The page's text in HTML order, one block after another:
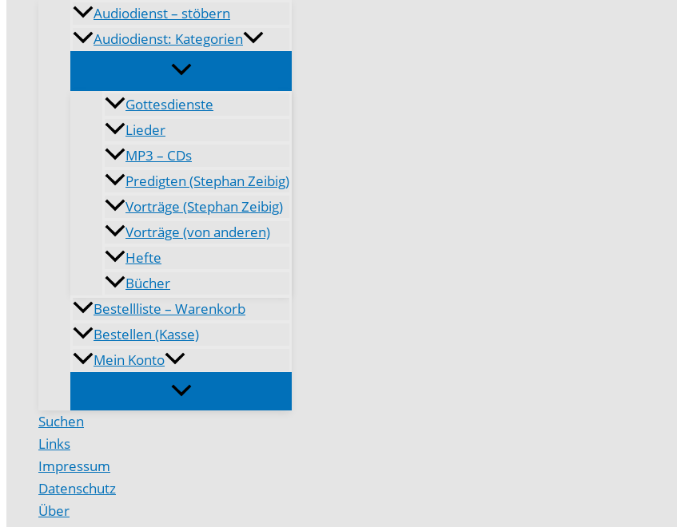
Audiodienst – stöbern
Audiodienst: Kategorien
Gottesdienste
Lieder
MP3 – CDs
Predigten (Stephan Zeibig)
Vorträge (Stephan Zeibig)
Vorträge (von anderen)
Hefte
Bücher
Bestellliste – Warenkorb
Bestellen (Kasse)
Mein Konto
Suchen
Links
Impressum
Datenschutz
Über